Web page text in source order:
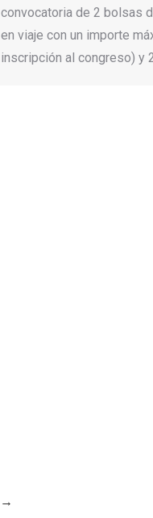
convocatoria de 2 bolsas
en viaje con un importe
inscripción al congreso) y
→